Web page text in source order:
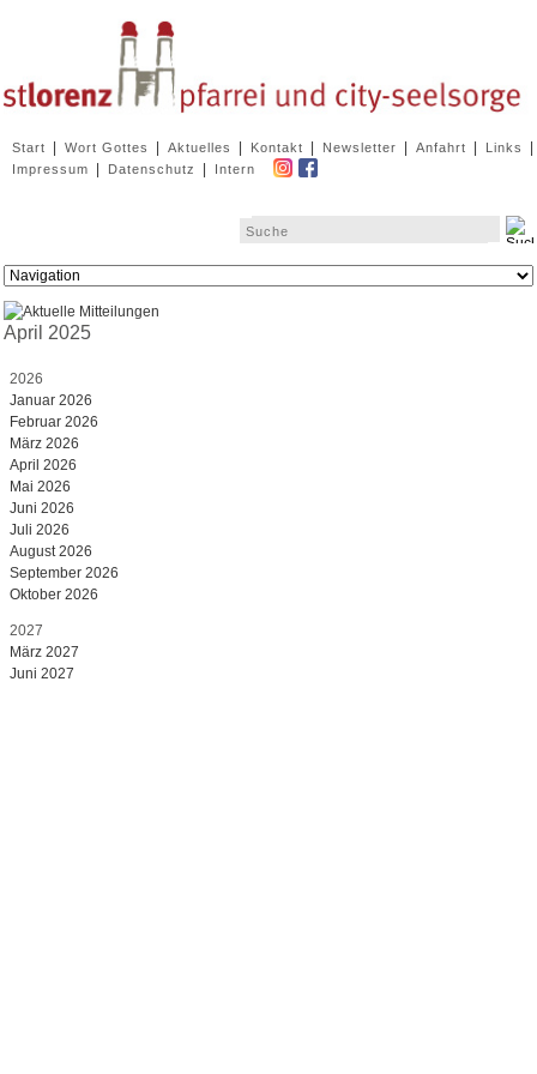
überspringen
Start Wort Gottes Aktuelles Kontakt Newsletter Anfahrt Links
Impressum Datenschutz Intern
Zielseite
April 2025
2026
Januar 2026
Februar 2026
März 2026
April 2026
Mai 2026
Juni 2026
Juli 2026
August 2026
September 2026
Oktober 2026
2027
März 2027
Juni 2027